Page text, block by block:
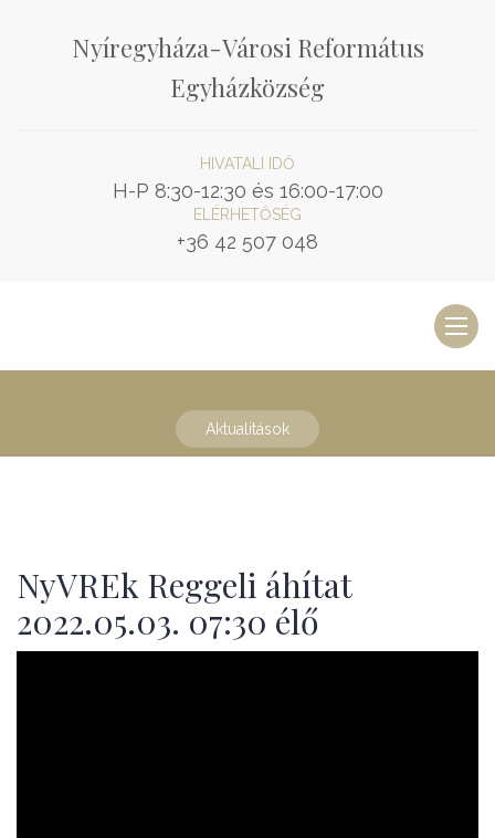
Nyíregyháza-Városi Református
Egyházközség
HIVATALI IDŐ
H-P 8:30-12:30 és 16:00-17:00
ELÉRHETŐSÉG
+36 42 507 048
Aktualitások
NyVREk Reggeli áhítat
2022.05.03. 07:30 élő